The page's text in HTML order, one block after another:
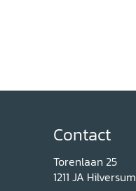
Contact
Torenlaan 25
1211 JA Hilversum